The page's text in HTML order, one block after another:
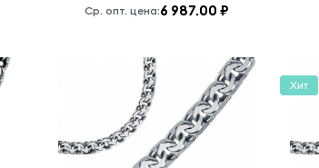
Ср. опт. цена:6 987.00 ₽
Хит